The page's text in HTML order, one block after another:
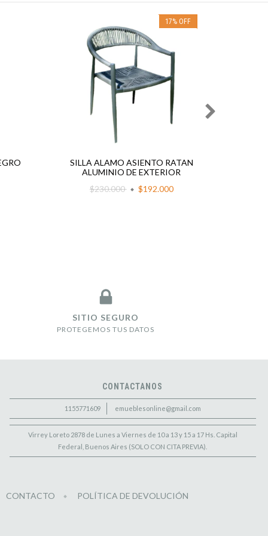
17% OFF
SILLA ALAMO ASIENTO RATAN
ALUMINIO DE EXTERIOR
$230.000
$192.000
SITIO SEGURO
PROTEGEMOS TUS DATOS
CONTACTANOS
1155771609 emueblesonline@gmail.com
Virrey Loreto 2878 de Lunes a Viernes de 10 a 13 y 15 a 17 Hs. Capital
Federal, Buenos Aires (SOLO CON CITA PREVIA).
CONTACTO POLÍTICA DE DEVOLUCIÓN